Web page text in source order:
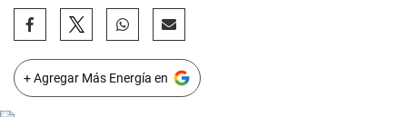
+ Agregar Más Energía en